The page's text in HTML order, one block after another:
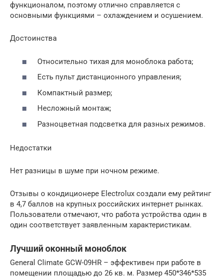
функционалом, поэтому отлично справляется с
основными функциями – охлаждением и осушением.
Достоинства
Относительно тихая для моноблока работа;
Есть пульт дистанционного управления;
Компактный размер;
Несложный монтаж;
Разноцветная подсветка для разных режимов.
Недостатки
Нет разницы в шуме при ночном режиме.
Отзывы о кондиционере Eleсtrolux создали ему рейтинг
в 4,7 баллов на крупных российских интернет рынках.
Пользователи отмечают, что работа устройства один в
один соответствует заявленным характеристикам.
Лучший оконный моноблок
General Climate GCW-09HR – эффективен при работе в
помещении площадью до 26 кв. м. Размер 450*346*535